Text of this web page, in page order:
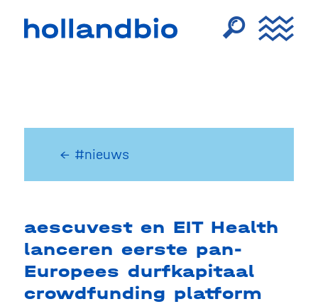
← #nieuws
aescuvest en EIT Health
lanceren eerste pan-
Europees durfkapitaal
crowdfunding platform